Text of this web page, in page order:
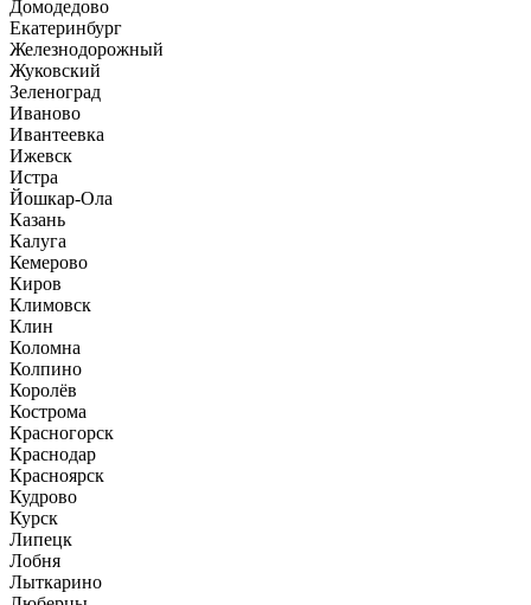
Домодедово
Екатеринбург
Железнодорожный
Жуковский
Зеленоград
Иваново
Ивантеевка
Ижевск
Истра
Йошкар-Ола
Казань
Калуга
Кемерово
Киров
Климовск
Клин
Коломна
Колпино
Королёв
Кострома
Красногорск
Краснодар
Красноярск
Кудрово
Курск
Липецк
Лобня
Лыткарино